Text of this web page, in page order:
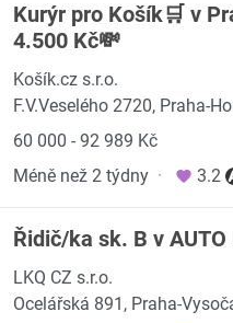
Kurýr pro Košík🛒 v
4.500 Kč💸
Košík.cz s.r.o.
F.V.Veselého 2720, Praha-
60 000 - 92 989 Kč
Méně než 2 týdny · 3.2
Řidič/ka sk. B v
LKQ CZ s.r.o.
Ocelářská 891, Praha-